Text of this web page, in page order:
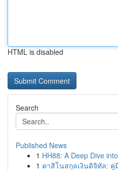
HTML is disabled
Search
Published News
1 HH88: A Deep Dive
1 คาสิโนสกุลเงินดิจิทัล: คู่